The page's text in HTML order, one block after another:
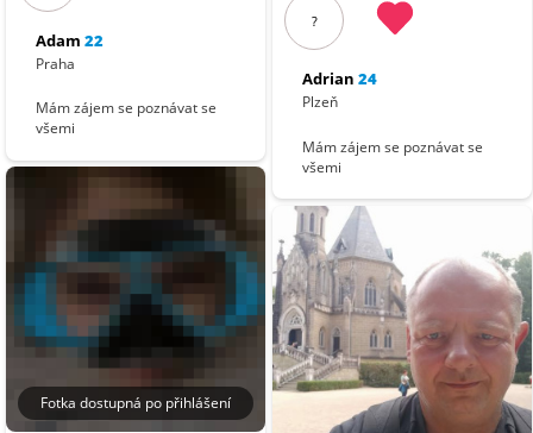
Adam 22
Praha
Mám zájem se poznávat se
všemi
Fotka dostupná po přihlášení
?
Adrian 24
Plzeň
Mám zájem se poznávat se
všemi